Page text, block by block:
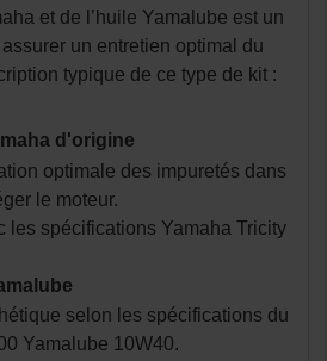
et de l’huile Yamalube est un
un entretien optimal du
typique de ce type de kit :
d'origine
optimale des impuretés dans
le moteur.
les spécifications Yamaha Tricity
selon les spécifications du
Yamalube 10W40.